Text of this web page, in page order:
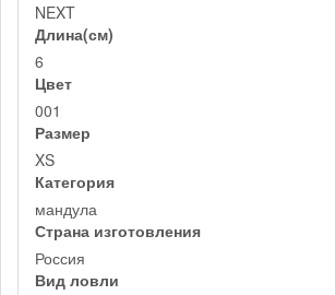
NEXT
Длина(см)
6
Цвет
001
Размер
XS
Категория
мандула
Страна изготовления
Россия
Вид ловли